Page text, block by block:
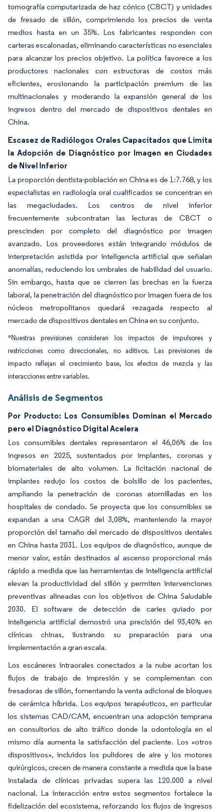
tomografía computarizada de haz cónico (CBCT) y unidades
de fresado de sillón, comprimiendo los precios de venta
medios hasta en un 35%. Los fabricantes responden con
carteras escalonadas, eliminando características no esenciales
para alcanzar los precios objetivo. La política favorece a los
productores nacionales con estructuras de costos más
eficientes, erosionando la participación premium de las
multinacionales y moderando la expansión general de los
ingresos dentro del mercado de dispositivos dentales en
China.
Escasez de Radiólogos Orales Capacitados que Limita
la Adopción de Diagnóstico por Imagen en Ciudades
de Nivel Inferior
La proporción dentista-población en China es de 1:7.768, y los
especialistas en radiología oral cualificados se concentran en
las megaciudades. Los centros de nivel inferior
frecuentemente subcontratan las lecturas de CBCT o
prescinden por completo del diagnóstico por imagen
avanzado. Los proveedores están integrando módulos de
interpretación asistida por inteligencia artificial que señalan
anomalías, reduciendo los umbrales de habilidad del usuario.
Sin embargo, hasta que se cierren las brechas en la fuerza
laboral, la penetración del diagnóstico por imagen fuera de los
núcleos metropolitanos quedará rezagada respecto al
mercado de dispositivos dentales en China en su conjunto.
*Nuestras previsiones consideran los impactos de impulsores y
restricciones como direccionales, no aditivos. Las previsiones de
impacto reflejan el crecimiento base, los efectos de mezcla y las
interacciones entre variables.
Análisis de Segmentos
Por Producto: Los Consumibles Dominan el Mercado
pero el Diagnóstico Digital Acelera
Los consumibles dentales representaron el 46,06% de los
ingresos en 2025, sustentados por implantes, coronas y
biomateriales de alto volumen. La licitación nacional de
implantes redujo los costos de bolsillo de los pacientes,
ampliando la penetración de coronas atornilladas en los
hospitales de condado. Se proyecta que los consumibles se
expandan a una CAGR del 3,08%, manteniendo la mayor
proporción del tamaño del mercado de dispositivos dentales
en China hasta 2031. Los equipos de diagnóstico, aunque de
menor valor, están destinados al ascenso proporcional más
rápido a medida que las herramientas de inteligencia artificial
elevan la productividad del sillón y permiten intervenciones
preventivas alineadas con los objetivos de China Saludable
2030. El software de detección de caries guiado por
inteligencia artificial demostró una precisión del 93,40% en
clínicas chinas, ilustrando su preparación para una
implementación a gran escala.
Los escáneres intraorales conectados a la nube acortan los
flujos de trabajo de impresión y se complementan con
fresadoras de sillón, fomentando la venta adicional de bloques
de cerámica híbrida. Los equipos terapéuticos, en particular
los sistemas CAD/CAM, encuentran una adopción temprana
en consultorios de alto tráfico donde la odontología en el
mismo día aumenta la satisfacción del paciente. Los «otros
dispositivos», incluidos los pulidores de aire y los motores
quirúrgicos, crecen de manera constante a medida que la base
instalada de clínicas privadas supera las 120.000 a nivel
nacional. La interacción entre estos segmentos fortalece la
fidelización del ecosistema, reforzando los flujos de ingresos